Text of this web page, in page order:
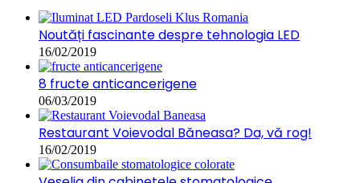
Noutăți fascinante despre tehnologia LED
16/02/2019
8 fructe anticancerigene
06/03/2019
Restaurant Voievodal Băneasa? Da, vă rog!
16/02/2019